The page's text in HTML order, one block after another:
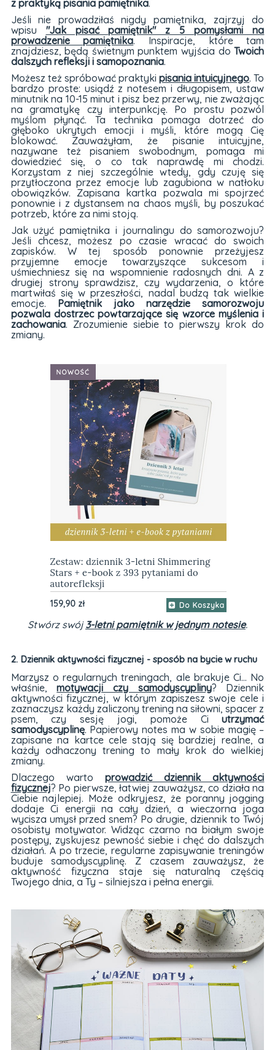
z praktyką pisania pamiętnika.
Jeśli nie prowadziłaś nigdy pamiętnika, zajrzyj do
wpisu "Jak pisać pamiętnik" z 5 pomysłami na
prowadzenie pamiętnika. Inspiracje, które tam
znajdziesz, będą świetnym punktem wyjścia doTwoich
dalszych refleksji i samopoznania.
Możesz też spróbować praktykipisania intuicyjnego. To
bardzo proste: usiądź z notesem i długopisem, ustaw
minutnik na 10-15 minut i pisz bez przerwy, nie zważając
na gramatykę czy interpunkcję. Po prostu pozwól
myślom płynąć. Ta technika pomaga dotrzeć do
głęboko ukrytych emocji i myśli, które mogą Cię
blokować. Zauważyłam, że pisanie intuicyjne,
nazywane też pisaniem swobodnym, pomaga mi
dowiedzieć się, o co tak naprawdę mi chodzi.
Korzystam z niej szczególnie wtedy, gdy czuję się
przytłoczona przez emocje lub zagubiona w natłoku
obowiązków. Zapisana kartka pozwala mi spojrzeć
ponownie i z dystansem na chaos myśli, by poszukać
potrzeb, które za nimi stoją.
Jak użyć pamiętnika i journalingu do samorozwoju?
Jeśli chcesz, możesz po czasie wracać do swoich
zapisków. W tej sposób ponownie przeżyjesz
przyjemne emocje towarzyszące sukcesom i
uśmiechniesz się na wspomnienie radosnych dni. A z
drugiej strony sprawdzisz, czy wydarzenia, o które
martwiłaś się w przeszłości, nadal budzą tak wielkie
emocje. Pamiętnik jako narzędzie samorozwoju
pozwala dostrzec powtarzające się wzorce myślenia i
zachowania. Zrozumienie siebie to pierwszy krok do
zmiany.
Stwórz swój3-letni pamiętnik w jednym notesie.
2. Dziennik aktywności fizycznej - sposób na bycie w ruchu
Marzysz o regularnych treningach, ale brakuje Ci... No
właśnie,motywacji czy samodyscypliny? Dziennik
aktywności fizycznej, w którym zapiszesz swoje cele i
zaznaczysz każdy zaliczony trening na siłowni, spacer z
psem, czy sesję jogi, pomoże Ciutrzymać
samodyscyplinę. Papierowy notes ma w sobie magię –
zapisane na kartce cele stają się bardziej realne, a
każdy odhaczony trening to mały krok do wielkiej
zmiany.
Dlaczego warto prowadzić dziennik aktywności
fizycznej? Po pierwsze, łatwiej zauważysz, co działa na
Ciebie najlepiej. Może odkryjesz, że poranny jogging
dodaje Ci energii na cały dzień, a wieczorna joga
wycisza umysł przed snem? Po drugie, dziennik to Twój
osobisty motywator. Widząc czarno na białym swoje
postępy, zyskujesz pewność siebie i chęć do dalszych
działań. A po trzecie, regularne zapisywanie treningów
buduje samodyscyplinę. Z czasem zauważysz, że
aktywność fizyczna staje się naturalną częścią
Twojego dnia, a Ty – silniejsza i pełna energii.